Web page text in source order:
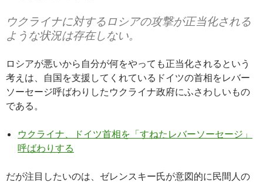
ウクライナに対するロシアの攻撃が正当化される
ような状況は存在しない。
ロシアが悪いから自分が何をやっても正当化されるという
考えは、自国を支援してくれているドイツの首相をレバー
ソーセージ呼ばわりしたウクライナ政府にふさわしいもの
である。
ウクライナ、ドイツ首相を「すねたレバーソーセージ」
呼ばわりする
だが注目したいのは、ゼレンスキー氏が意図的に民間人の